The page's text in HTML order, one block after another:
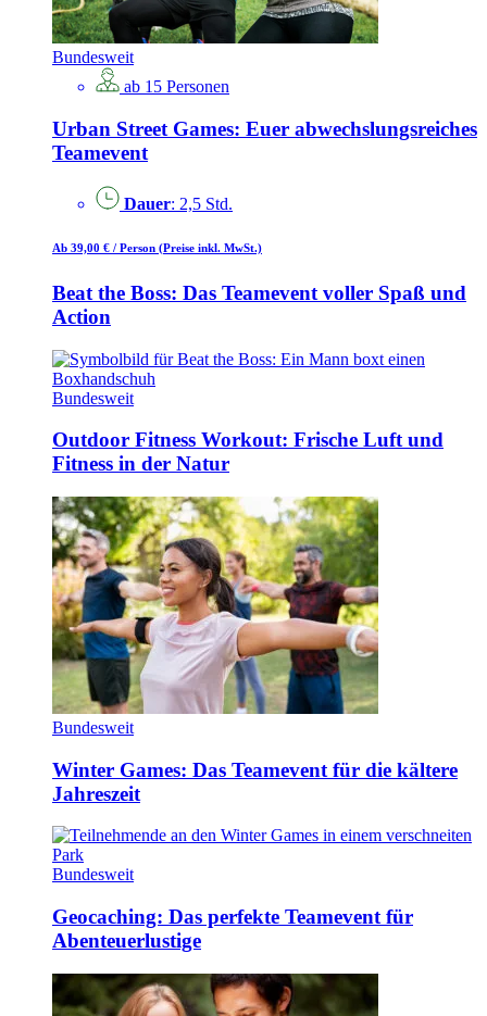
Bundesweit
ab 15 Personen
Urban Street Games: Euer abwechslungsreiches
Teamevent
Dauer: 2,5 Std.
Ab 39,00 € / Person (Preise inkl. MwSt.)
Beat the Boss: Das Teamevent voller Spaß und
Action
Bundesweit
Outdoor Fitness Workout: Frische Luft und
Fitness in der Natur
Bundesweit
Winter Games: Das Teamevent für die kältere
Jahreszeit
Bundesweit
Geocaching: Das perfekte Teamevent für
Abenteuerlustige